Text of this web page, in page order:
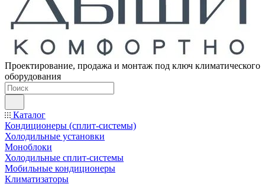
Проектирование, продажа и монтаж под ключ климатического
оборудования
Каталог
Кондиционеры (сплит-системы)
Холодильные установки
Моноблоки
Холодильные сплит-системы
Мобильные кондиционеры
Климатизаторы